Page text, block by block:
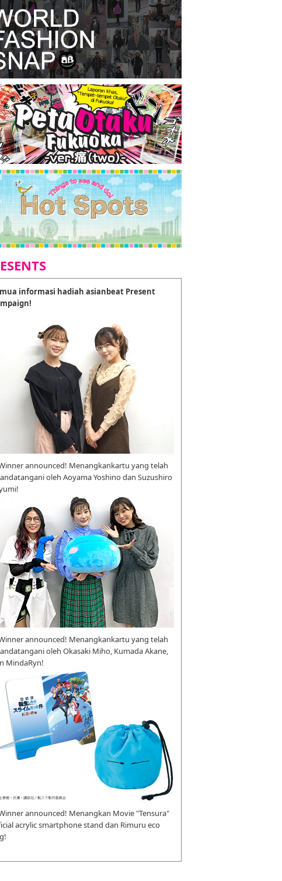
informasi hadiah asianbeat Present
announced! Menangkankartu yang telah
oleh Aoyama Yoshino dan Suzushiro
announced! Menangkankartu yang telah
oleh Okasaki Miho, Kumada Akane,
MindaRyn!
announced! Menangkan Movie "Tensura"
acrylic smartphone stand dan Rimuru eco